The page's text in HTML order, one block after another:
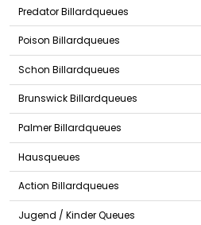
Predator Billardqueues
Poison Billardqueues
Schon Billardqueues
Brunswick Billardqueues
Palmer Billardqueues
Hausqueues
Action Billardqueues
Jugend / Kinder Queues